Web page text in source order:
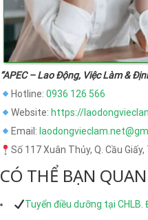
“APEC – Lao Động, Việc Làm &
Hotline: 0936 126 566
Website: https://
Email:
Số 117 Xuân Thủy, Q. Cầu Giấy,
CÓ THỂ BẠN
Tuyển điều dưỡng tại CHLB.